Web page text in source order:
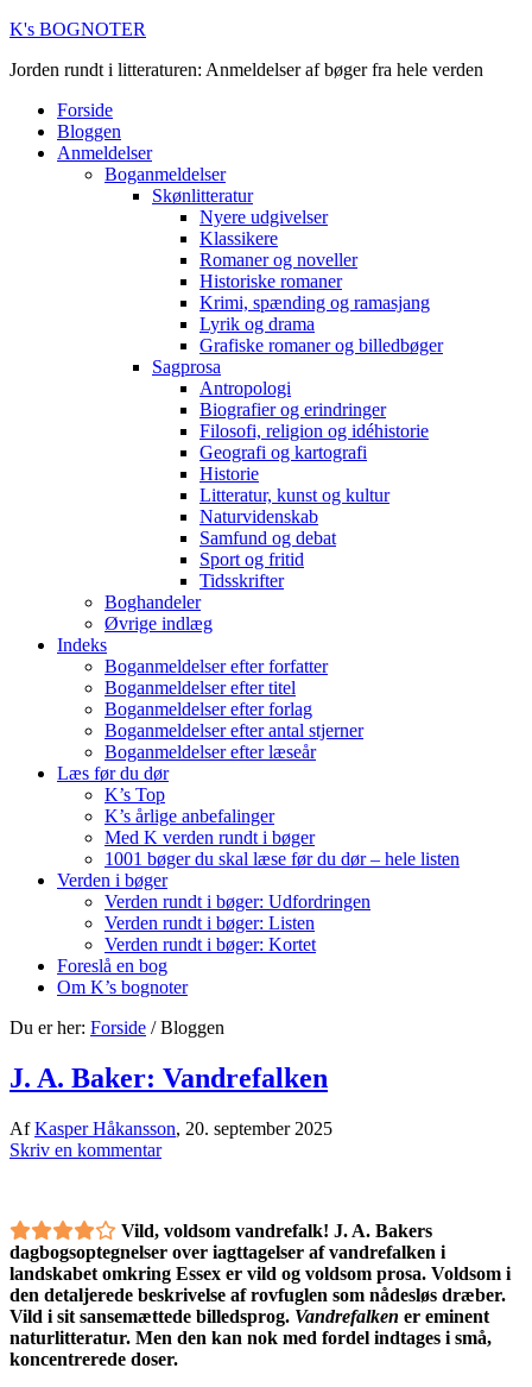
K's BOGNOTER
Jorden rundt i litteraturen: Anmeldelser af bøger fra hele verden
Forside
Bloggen
Anmeldelser
Boganmeldelser
Skønlitteratur
Nyere udgivelser
Klassikere
Romaner og noveller
Historiske romaner
Krimi, spænding og ramasjang
Lyrik og drama
Grafiske romaner og billedbøger
Sagprosa
Antropologi
Biografier og erindringer
Filosofi, religion og idéhistorie
Geografi og kartografi
Historie
Litteratur, kunst og kultur
Naturvidenskab
Samfund og debat
Sport og fritid
Tidsskrifter
Boghandeler
Øvrige indlæg
Indeks
Boganmeldelser efter forfatter
Boganmeldelser efter titel
Boganmeldelser efter forlag
Boganmeldelser efter antal stjerner
Boganmeldelser efter læseår
Læs før du dør
K’s Top
K’s årlige anbefalinger
Med K verden rundt i bøger
1001 bøger du skal læse før du dør – hele listen
Verden i bøger
Verden rundt i bøger: Udfordringen
Verden rundt i bøger: Listen
Verden rundt i bøger: Kortet
Foreslå en bog
Om K’s bognoter
Du er her: Forside /Bloggen
J. A. Baker: Vandrefalken
AfKasper Håkansson, 20. september 2025
Skriv en kommentar
Vild, voldsom vandrefalk! J. A. Bakers
dagbogsoptegnelser over iagttagelser af vandrefalken i
landskabet omkring Essex er vild og voldsom prosa. Voldsom i
den detaljerede beskrivelse af rovfuglen som nådesløs dræber.
Vild i sit sansemættede billedsprog. Vandrefalken er eminent
naturlitteratur. Men den kan nok med fordel indtages i små,
koncentrerede doser.